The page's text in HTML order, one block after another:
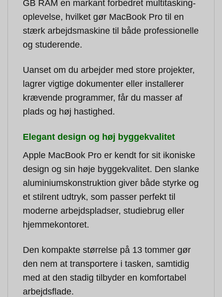
GB RAM en markant forbedret multitasking-
oplevelse, hvilket gør MacBook Pro til en
stærk arbejdsmaskine til både professionelle
og studerende.
Uanset om du arbejder med store projekter,
lagrer vigtige dokumenter eller installerer
krævende programmer, får du masser af
plads og høj hastighed.
Elegant design og høj byggekvalitet
Apple MacBook Pro er kendt for sit ikoniske
design og sin høje byggekvalitet. Den slanke
aluminiumskonstruktion giver både styrke og
et stilrent udtryk, som passer perfekt til
moderne arbejdspladser, studiebrug eller
hjemmekontoret.
Den kompakte størrelse på 13 tommer gør
den nem at transportere i tasken, samtidig
med at den stadig tilbyder en komfortabel
arbejdsflade.